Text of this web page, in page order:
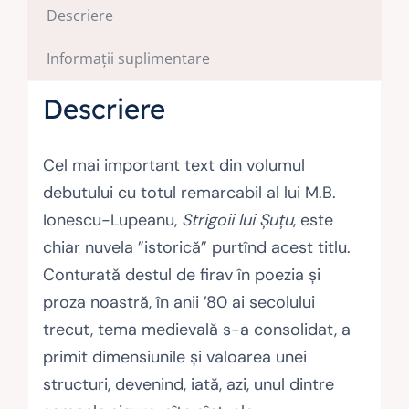
Descriere
Informații suplimentare
Descriere
Cel mai important text din volumul
debutului cu totul remarcabil al lui M.B.
Ionescu-Lupeanu, Strigoii lui Șuțu, este
chiar nuvela ”istorică” purtînd acest titlu.
Conturată destul de firav în poezia şi
proza noastră, în anii ’80 ai secolului
trecut, tema medievală s-a consolidat, a
primit dimensiunile şi valoarea unei
structuri, de­venind, iată, azi, unul dintre